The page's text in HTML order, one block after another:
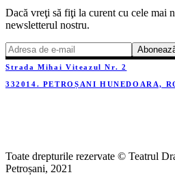
Dacă vreţi să fiţi la curent cu cele mai
newsletterul nostru.
Strada Mihai Viteazul Nr. 2
332014. PETROȘANI HUNEDOARA,
Toate drepturile rezervate © Teatrul
Petroșani, 2021